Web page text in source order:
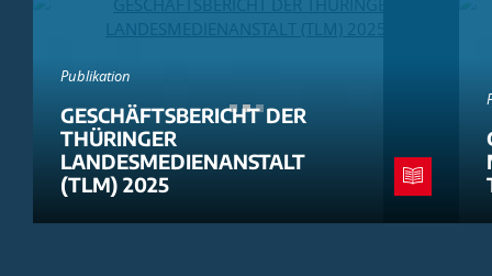
Publikation
GESCHÄFTSBERICHT DER
THÜRINGER
LANDESMEDIENANSTALT
(TLM) 2025